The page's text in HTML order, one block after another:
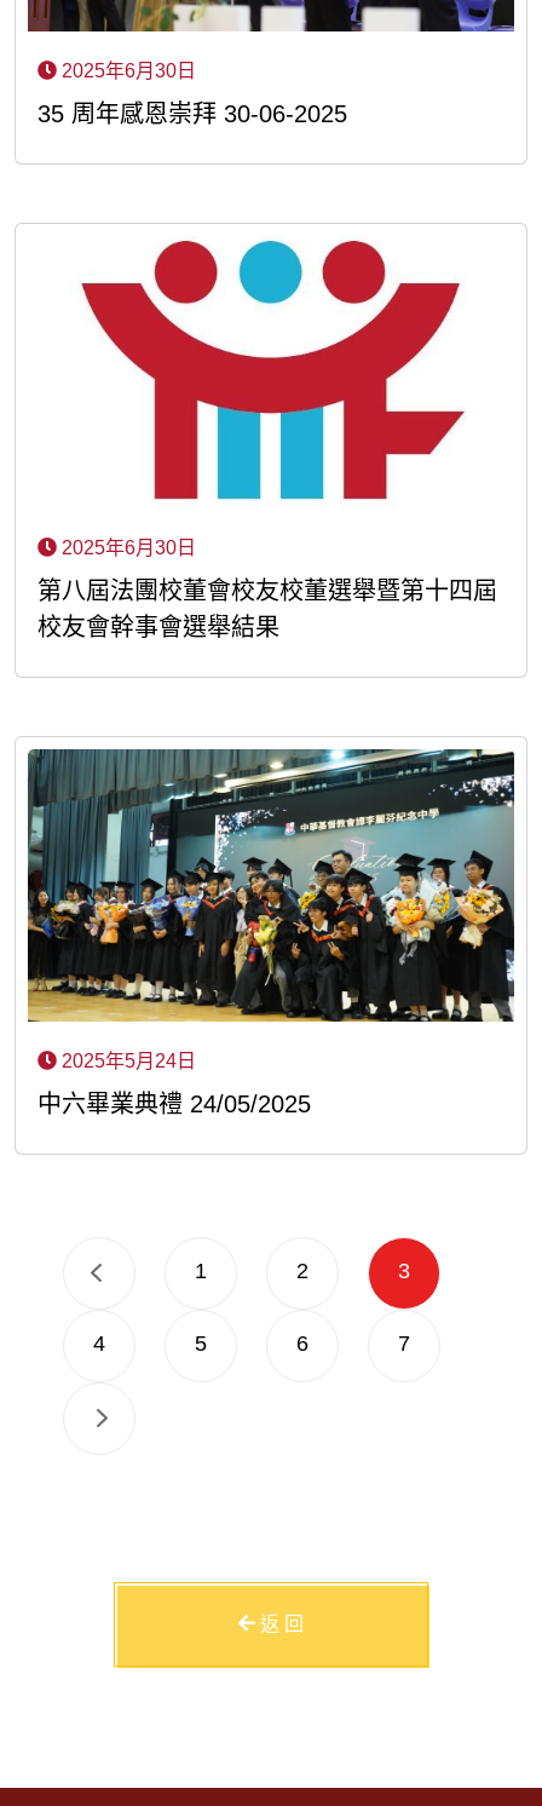
2025年6月30日
35 周年感恩崇拜 30-06-2025
2025年6月30日
第八屆法團校董會校友校董選舉暨第十四屆
校友會幹事會選舉結果
2025年5月24日
中六畢業典禮 24/05/2025
1 2 3
4 5 6 7
返 回